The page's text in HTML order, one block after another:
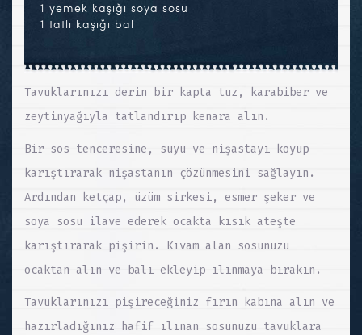
1 yemek kaşığı soya sosu
1 tatlı kaşığı bal
Tavuklarınızı derin bir kapta tuz, karabiber ve
zeytinyağıyla tatlandırıp kenara alın.
Bir sos tenceresine, suyu ve nişastayı koyup
karıştırarak nişastanın çözünmesini sağlayın.
Ardından ketçap, üzüm sirkesi, esmer şeker ve
soya sosu ilave ederek ocakta kısık ateşte
karıştırarak pişirin. Kıvam alan sosunuzu
ocaktan alın ve balı ekleyip ılınmaya bırakın.
Tavuklarınızı pişireceğiniz fırın kabına alın ve
hazırladığınız hafif ılınan sosunuzu tavuklara